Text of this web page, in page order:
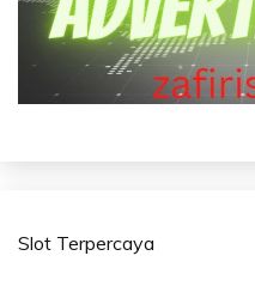
Slot Terpercaya